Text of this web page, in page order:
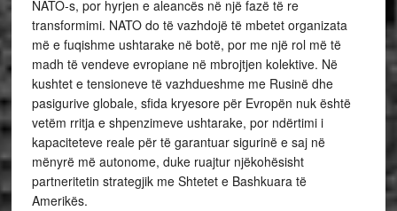
NATO-s, por hyrjen e aleancës në një fazë të re
transformimi. NATO do të vazhdojë të mbetet organizata
më e fuqishme ushtarake në botë, por me një rol më të
madh të vendeve evropiane në mbrojtjen kolektive. Në
kushtet e tensioneve të vazhdueshme me Rusinë dhe
pasigurive globale, sfida kryesore për Evropën nuk është
vetëm rritja e shpenzimeve ushtarake, por ndërtimi i
kapaciteteve reale për të garantuar sigurinë e saj në
mënyrë më autonome, duke ruajtur njëkohësisht
partneritetin strategjik me Shtetet e Bashkuara të
Amerikës.